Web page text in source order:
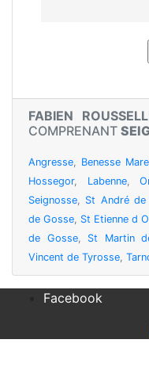
FABIEN
COMPRENANT
Angresse, Benesse
Hossegor, Labenne,
Seignosse, St André de
de Gosse, St Etienne d
de Gosse, St Martin
Vincent de Tyrosse,
Facebook